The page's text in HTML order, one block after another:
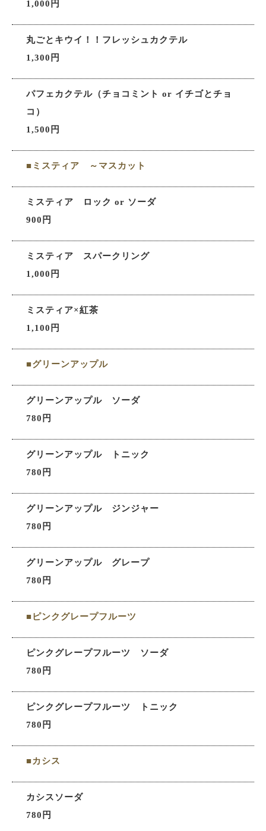
1,000円
丸ごとキウイ！！フレッシュカクテル
1,300円
パフェカクテル（チョコミント or イチゴとチョ
コ）
1,500円
■ミスティア ～マスカット
ミスティア ロック or ソーダ
900円
ミスティア スパークリング
1,000円
ミスティア×紅茶
1,100円
■グリーンアップル
グリーンアップル ソーダ
780円
グリーンアップル トニック
780円
グリーンアップル ジンジャー
780円
グリーンアップル グレープ
780円
■ピンクグレープフルーツ
ピンクグレープフルーツ ソーダ
780円
ピンクグレープフルーツ トニック
780円
■カシス
カシスソーダ
780円